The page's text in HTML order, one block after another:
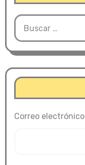
Buscar:
Correo electrónico